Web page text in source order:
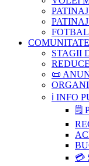
COMUNITATE
STAGII
📜
ℹ️ INFO
🗒
💳